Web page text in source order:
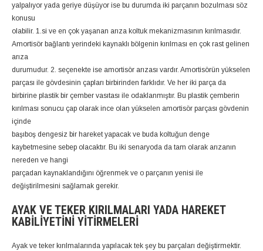
yalpalıyor yada geriye düşüyor ise bu durumda iki parçanın bozulması söz
konusu
olabilir. 1.si ve en çok yaşanan arıza koltuk mekanizmasının kırılmasıdır.
Amortisör bağlantı yerindeki kaynaklı bölgenin kırılması en çok rast gelinen
arıza
durumudur. 2. seçenekte ise amortisör arızası vardır. Amortisörün yükselen
parçası ile gövdesinin çapları birbirinden farklıdır. Ve her iki parça da
birbirine plastik bir çember vasıtası ile odaklanmıştır. Bu plastik çemberin
kırılması sonucu çap olarak ince olan yükselen amortisör parçası gövdenin
içinde
başıboş dengesiz bir hareket yapacak ve buda koltuğun denge
kaybetmesine sebep olacaktır. Bu iki senaryoda da tam olarak arızanın
nereden ve hangi
parçadan kaynaklandığını öğrenmek ve o parçanın yenisi ile
değiştirilmesini sağlamak gerekir.
AYAK VE TEKER KIRILMALARI YADA HAREKET
KABILIYETINI YITIRMELERI
Ayak ve teker kırılmalarında yapılacak tek şey bu parçaları değiştirmektir.